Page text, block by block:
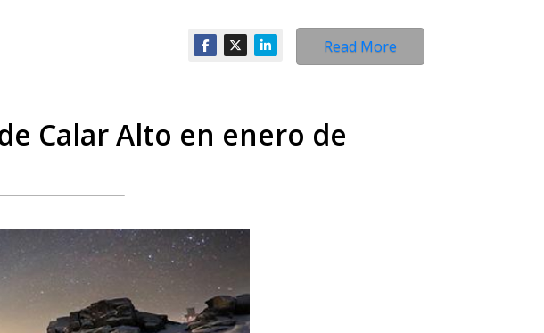
Read More
Calar Alto en enero de